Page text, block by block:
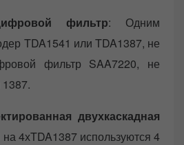
фильтр: Одним
TDA1541 или TDA1387, не
фильтр SAA7220, не
1387.
двухкаскадная
4хTDA1387 используются 4